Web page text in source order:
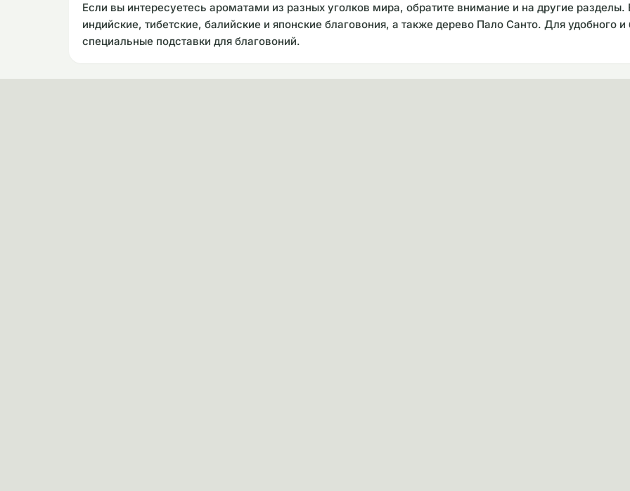
Если вы интересуетесь ароматами из разных уголков мира, обратите внимание и на другие
индийские, тибетские, балийские и японские благовония, а также дерево Пало Санто. Для удобного
специальные подставки для благовоний.